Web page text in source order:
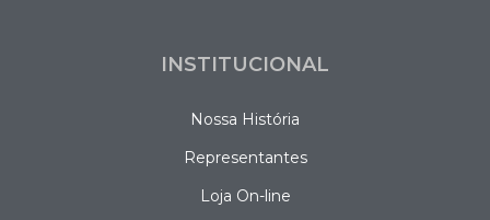
INSTITUCIONAL
Nossa História
Representantes
Loja On-line